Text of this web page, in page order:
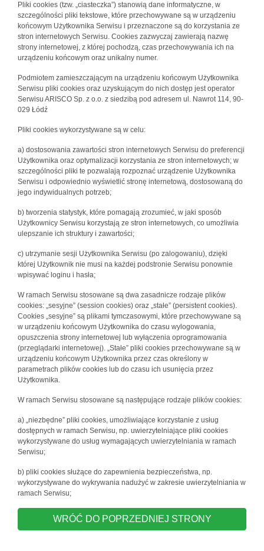
Pliki cookies (tzw. „ciasteczka”) stanowią dane informatyczne, w
szczególności pliki tekstowe, które przechowywane są w urządzeniu
końcowym Użytkownika Serwisu i przeznaczone są do korzystania ze
stron internetowych Serwisu. Cookies zazwyczaj zawierają nazwę
strony internetowej, z której pochodzą, czas przechowywania ich na
urządzeniu końcowym oraz unikalny numer.
Podmiotem zamieszczającym na urządzeniu końcowym Użytkownika
Serwisu pliki cookies oraz uzyskującym do nich dostęp jest operator
Serwisu ARISCO Sp. z o.o. z siedzibą pod adresem ul. Nawrot 114, 90-
029 Łódź
Pliki cookies wykorzystywane są w celu:
a) dostosowania zawartości stron internetowych Serwisu do preferencji
Użytkownika oraz optymalizacji korzystania ze stron internetowych; w
szczególności pliki te pozwalają rozpoznać urządzenie Użytkownika
Serwisu i odpowiednio wyświetlić stronę internetową, dostosowaną do
jego indywidualnych potrzeb;
b) tworzenia statystyk, które pomagają zrozumieć, w jaki sposób
Użytkownicy Serwisu korzystają ze stron internetowych, co umożliwia
ulepszanie ich struktury i zawartości;
c) utrzymanie sesji Użytkownika Serwisu (po zalogowaniu), dzięki
której Użytkownik nie musi na każdej podstronie Serwisu ponownie
wpisywać loginu i hasła;
W ramach Serwisu stosowane są dwa zasadnicze rodzaje plików
cookies: „sesyjne” (session cookies) oraz „stałe” (persistent cookies).
Cookies „sesyjne” są plikami tymczasowymi, które przechowywane są
w urządzeniu końcowym Użytkownika do czasu wylogowania,
opuszczenia strony internetowej lub wyłączenia oprogramowania
(przeglądarki internetowej). „Stałe” pliki cookies przechowywane są w
urządzeniu końcowym Użytkownika przez czas określony w
parametrach plików cookies lub do czasu ich usunięcia przez
Użytkownika.
W ramach Serwisu stosowane są następujące rodzaje plików cookies:
a) „niezbędne” pliki cookies, umożliwiające korzystanie z usług
dostępnych w ramach Serwisu, np. uwierzytelniające pliki cookies
wykorzystywane do usług wymagających uwierzytelniania w ramach
Serwisu;
b) pliki cookies służące do zapewnienia bezpieczeństwa, np.
wykorzystywane do wykrywania nadużyć w zakresie uwierzytelniania w
ramach Serwisu;
WRÓĆ DO POPRZEDNIEJ STRONY